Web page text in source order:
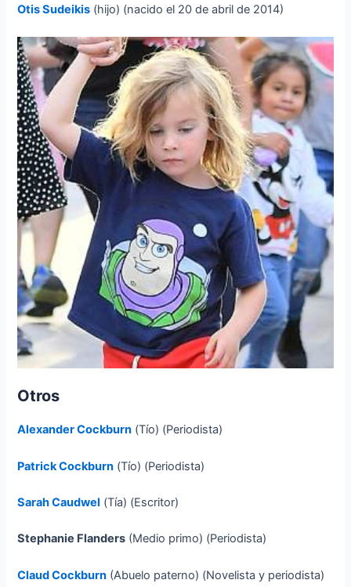
Otis Sudeikis (hijo) (nacido el 20 de abril de 2014)
Otros
Alexander Cockburn (Tío) (Periodista)
Patrick Cockburn (Tío) (Periodista)
Sarah Caudwel (Tía) (Escritor)
Stephanie Flanders (Medio primo) (Periodista)
Claud Cockburn (Abuelo paterno) (Novelista y periodista)